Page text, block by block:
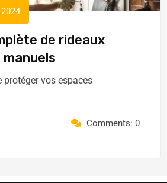
de rideaux
vos espaces
Comments: 0